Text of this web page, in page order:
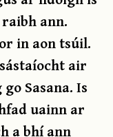
ann.
in aon tsúil.
air
Sasana. Is
uainn ar
a bhí ann